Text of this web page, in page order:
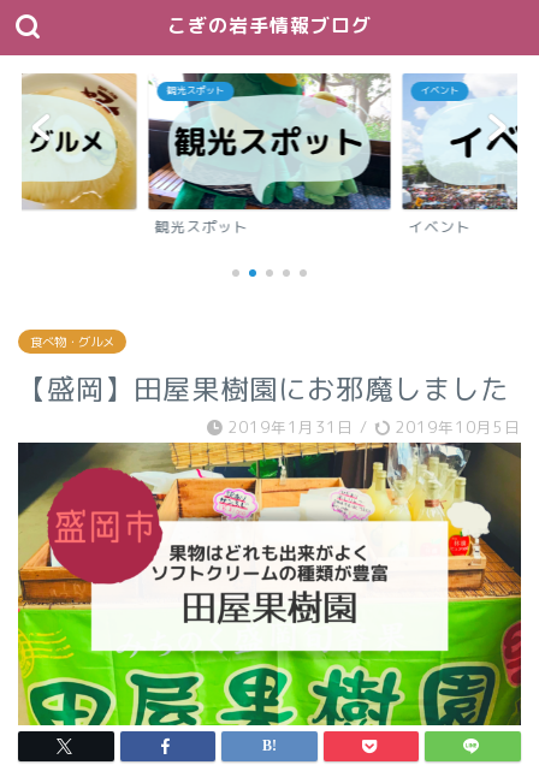
こぎの岩手情報ブログ
観光スポット
観光スポット
イベント
イベント
食べ物・グルメ
【盛岡】田屋果樹園にお邪魔しました
2019年1月31日 / 2019年10月5日